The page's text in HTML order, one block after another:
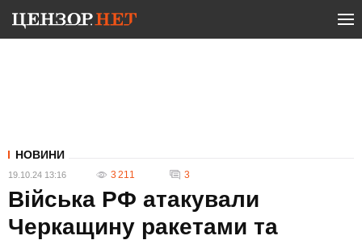
НОВИНИ
19.10.24 13:16 3 211 3
Війська РФ атакували
Черкащину ракетами та